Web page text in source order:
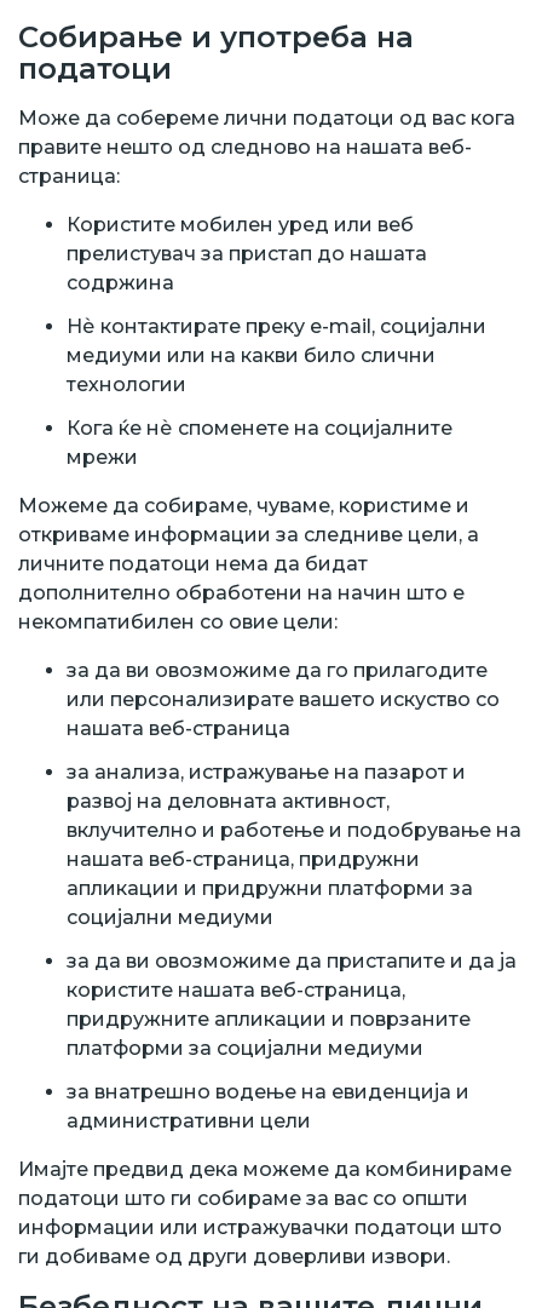
Собирање и употреба на
податоци
Може да собереме лични податоци од вас кога
правите нешто од следново на нашата веб-
страница:
Користите мобилен уред или веб
прелистувач за пристап до нашата
содржина
Нѐ контактирате преку e-mail, социјални
медиуми или на какви било слични
технологии
Кога ќе нѐ споменете на социјалните
мрежи
Можеме да собираме, чуваме, користиме и
откриваме информации за следниве цели, а
личните податоци нема да бидат
дополнително обработени на начин што е
некомпатибилен со овие цели:
за да ви овозможиме да го прилагодите
или персонализирате вашето искуство со
нашата веб-страница
за анализа, истражување на пазарот и
развој на деловната активност,
вклучително и работење и подобрување на
нашата веб-страница, придружни
апликации и придружни платформи за
социјални медиуми
за да ви овозможиме да пристапите и да ја
користите нашата веб-страница,
придружните апликации и поврзаните
платформи за социјални медиуми
за внатрешно водење на евиденција и
административни цели
Имајте предвид дека можеме да комбинираме
податоци што ги собираме за вас со општи
информации или истражувачки податоци што
ги добиваме од други доверливи извори.